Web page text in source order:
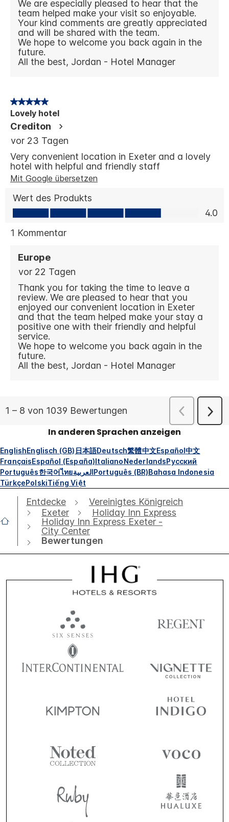
In anderen Sprachen anzeigen
EnglishEnglisch (GB) 日本語Deutsch繁體中文Español中文
FrançaisEspañol (España)ItalianoNederlandsРусский
Português한국어ไทยالعربيةPortuguês (BR)Bahasa Indonesia
TürkçePolskiTiếng Việt
Entdecke
Vereinigtes Königreich
Exeter
Holiday Inn Express
Holiday Inn Express Exeter -
City Center
Bewertungen